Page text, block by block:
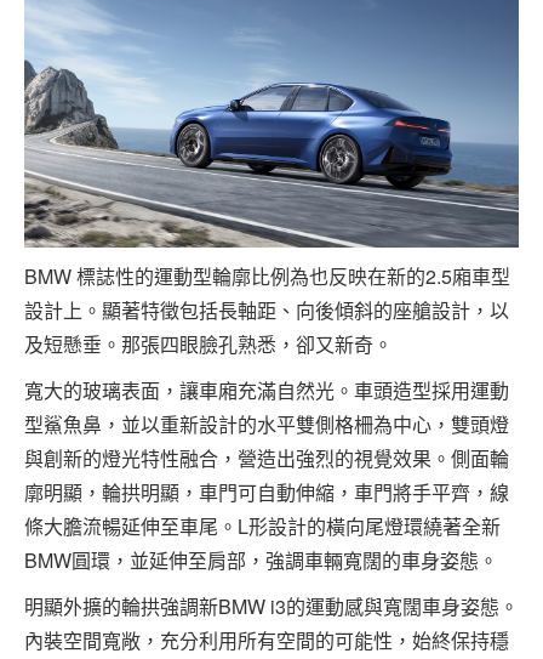
BMW 標誌性的運動型輪廓比例為也反映在新的2.5廂車型
設計上。顯著特徵包括長軸距、向後傾斜的座艙設計，以
及短懸垂。那張四眼臉孔熟悉，卻又新奇。
寬大的玻璃表面，讓車廂充滿自然光。車頭造型採用運動
型鯊魚鼻，並以重新設計的水平雙側格柵為中心，雙頭燈
與創新的燈光特性融合，營造出強烈的視覺效果。側面輪
廓明顯，輪拱明顯，車門可自動伸縮，車門將手平齊，線
條大膽流暢延伸至車尾。L形設計的橫向尾燈環繞著全新
BMW圓環，並延伸至肩部，強調車輛寬闊的車身姿態。
明顯外擴的輪拱強調新BMW i3的運動感與寬闊車身姿態。
內裝空間寬敞，充分利用所有空間的可能性，始終保持穩